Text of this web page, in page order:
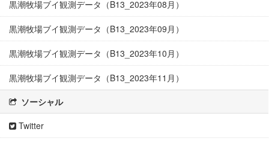
黒潮牧場ブイ観測データ（B13_2023年08月）
黒潮牧場ブイ観測データ（B13_2023年09月）
黒潮牧場ブイ観測データ（B13_2023年10月）
黒潮牧場ブイ観測データ（B13_2023年11月）
ソーシャル
Twitter